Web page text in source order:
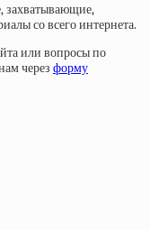
захватывающие,
со всего интернета.
или вопросы по
через форму